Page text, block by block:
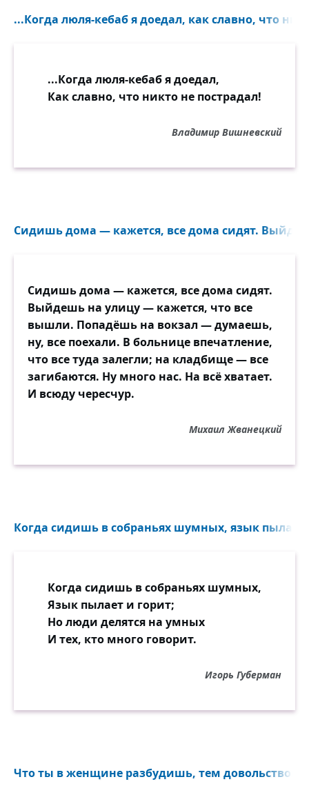
...Когда люля-кебаб я доедал, как славно, что
...Когда люля-кебаб я доедал,
Как славно, что никто не пострадал!
Владимир Вишневский
Сидишь дома — кажется, все дома сидят.
Сидишь дома — кажется, все дома сидят.
Выйдешь на улицу — кажется, что все
вышли. Попадёшь на вокзал — думаешь,
ну, все поехали. В больнице впечатление,
что все туда залегли; на кладбище — все
загибаются. Ну много нас. На всё хватает.
И всюду чересчур.
Михаил Жванецкий
Когда сидишь в собраньях шумных, язык пылает
Когда сидишь в собраньях шумных,
Язык пылает и горит;
Но люди делятся на умных
И тех, кто много говорит.
Игорь Губерман
Что ты в женщине разбудишь, тем